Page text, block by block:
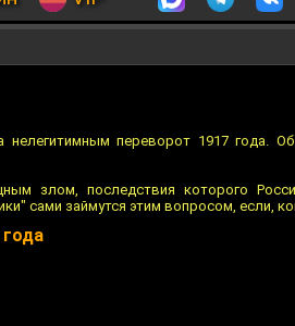
нелегитимным переворот 1917 года.
злом, последствия которого
сами займутся этим вопросом, если,